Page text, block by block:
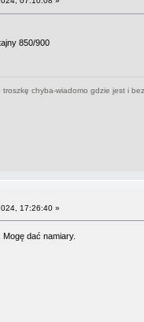
850/900
chyba-wiadomo gdzie jest i
17:26:40 »
dać namiary.